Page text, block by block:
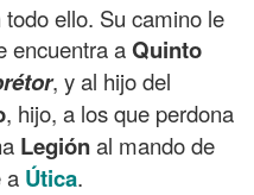
ello. Su camino le
encuentra aQuinto
, y al hijo del
, hijo, a los que perdona
Legiónal mando de
a Útica.